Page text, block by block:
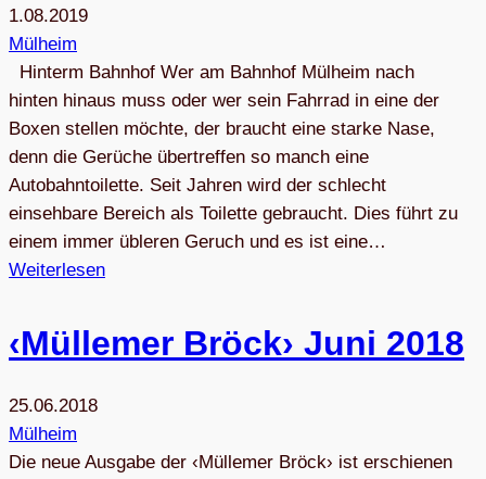
1.08.2019
Mülheim
Hinterm Bahnhof Wer am Bahnhof Mülheim nach
hinten hinaus muss oder wer sein Fahrrad in eine der
Boxen stellen möchte, der braucht eine starke Nase,
denn die Gerüche übertreffen so manch eine
Autobahntoilette. Seit Jahren wird der schlecht
einsehbare Bereich als Toilette gebraucht. Dies führt zu
einem immer übleren Geruch und es ist eine…
Weiterlesen
‹Mül­le­mer Bröck› Juni 2018
25.06.2018
Mülheim
Die neue Ausgabe der ‹Müllemer Bröck› ist erschienen